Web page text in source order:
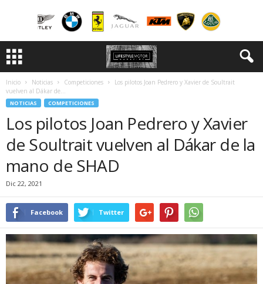
Inicio Noticias Competiciones
Los pilotos Joan Pedrero y Xavier de Soultrait
vuelven al Dákar de...
NOTICIAS COMPETICIONES
Los pilotos Joan Pedrero y Xavier
de Soultrait vuelven al Dákar de la
mano de SHAD
Dic 22, 2021
Facebook Twitter